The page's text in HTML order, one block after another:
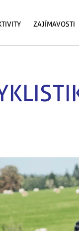
ZAJÍMAVOSTI